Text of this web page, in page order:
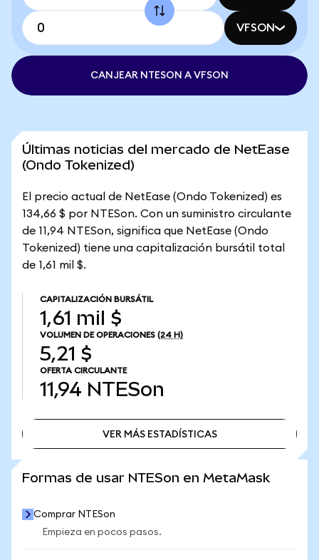
VFSON
CANJEAR NTESON A VFSON
Últimas noticias del mercado de NetEase
(Ondo Tokenized)
El precio actual de NetEase (Ondo Tokenized) es
134,66 $ por NTESon. Con un suministro circulante
de 11,94 NTESon, significa que NetEase (Ondo
Tokenized) tiene una capitalización bursátil total
de 1,61 mil $.
CAPITALIZACIÓN BURSÁTIL
1,61 mil $
VOLUMEN DE OPERACIONES (24 H)
5,21 $
OFERTA CIRCULANTE
11,94 NTESon
VER MÁS ESTADÍSTICAS
Formas de usar NTESon en MetaMask
Comprar NTESon
Empieza en pocos pasos.